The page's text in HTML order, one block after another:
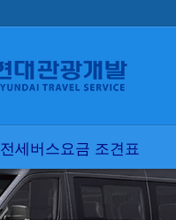
전세버스요금 조견표